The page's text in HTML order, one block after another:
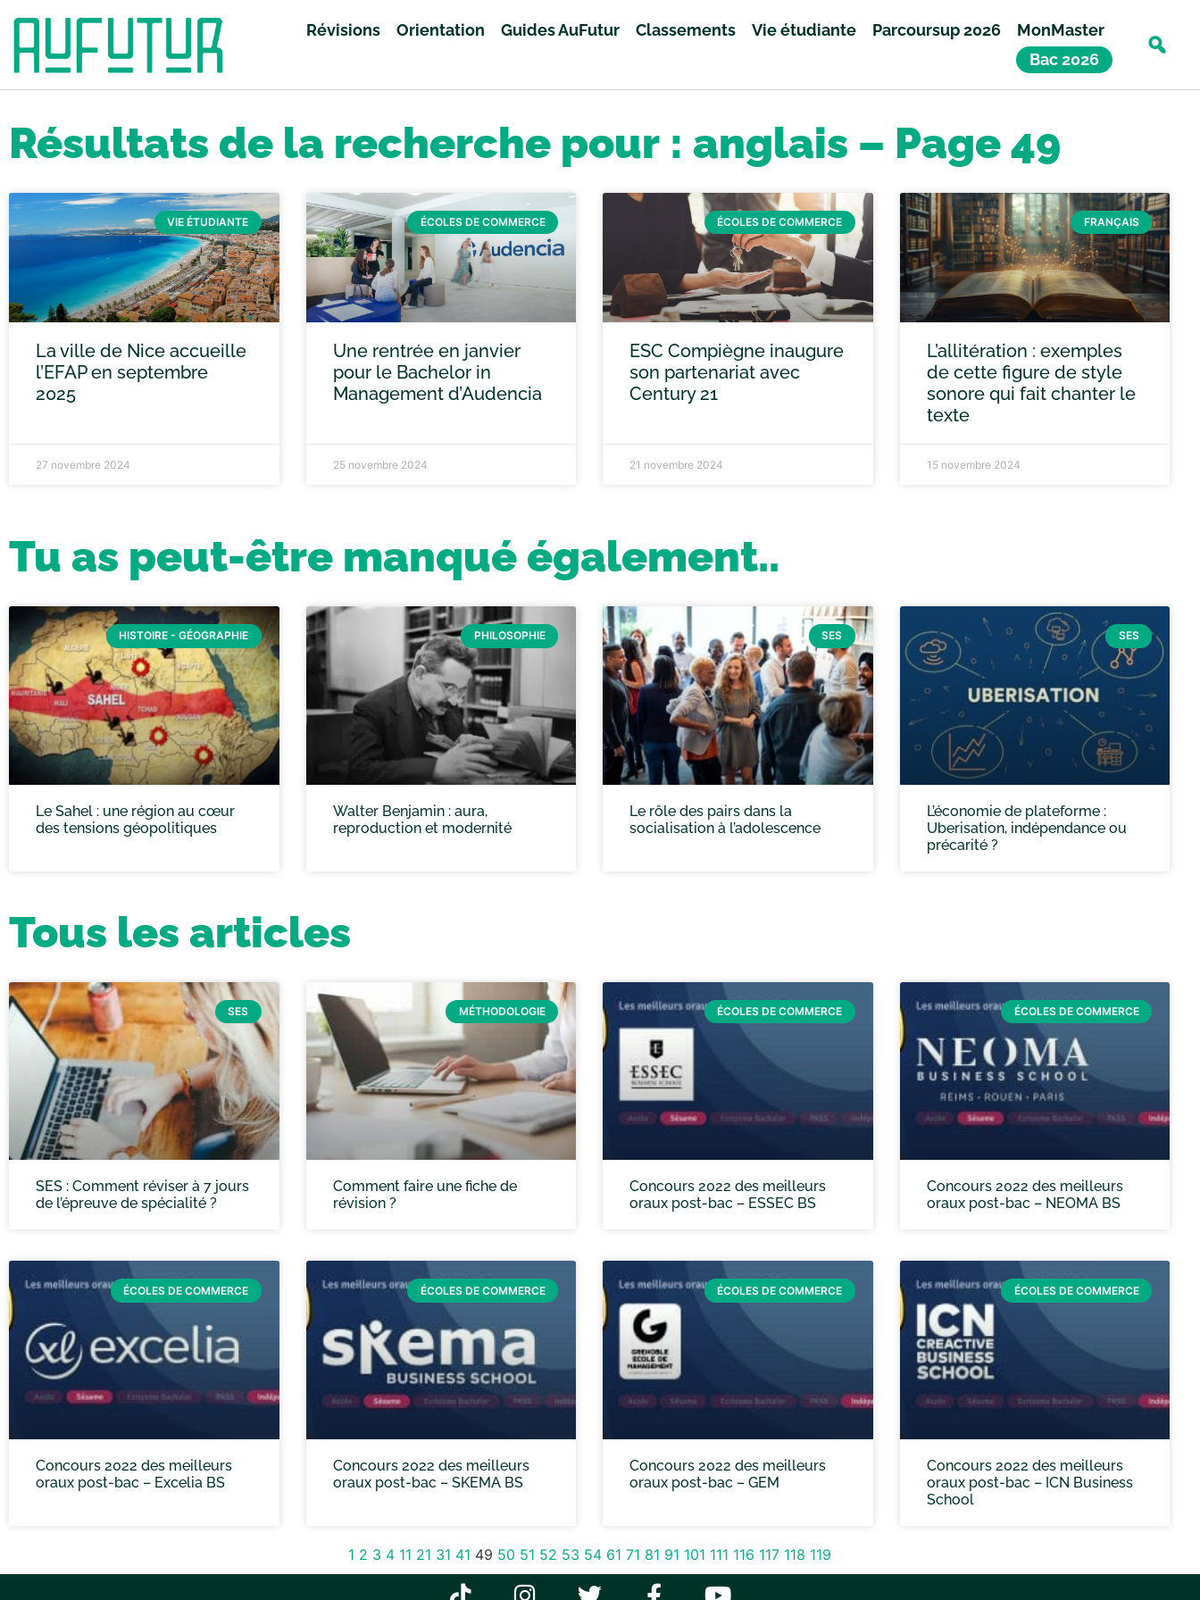
Révisions Orientation Guides AuFutur Classements Vie étudiante Parcoursup 2026
MonMaster
Bac 2026
Résultats de la recherche pour : anglais – Page 49
VIE ÉTUDIANTE
La ville de Nice accueille
l’EFAP en septembre
2025
27 novembre 2024
ÉCOLES DE COMMERCE
Une rentrée en janvier
pour le Bachelor in
Management d’Audencia
25 novembre 2024
ÉCOLES DE COMMERCE
ESC Compiègne inaugure
son partenariat avec
Century 21
21 novembre 2024
FRANÇAIS
L’allitération : exemples
de cette figure de style
sonore qui fait chanter le
texte
15 novembre 2024
Tu as peut-être manqué également..
HISTOIRE - GÉOGRAPHIE
Le Sahel : une région au cœur
des tensions géopolitiques
PHILOSOPHIE
Walter Benjamin : aura,
reproduction et modernité
SES
Le rôle des pairs dans la
socialisation à l’adolescence
SES
L’économie de plateforme :
Uberisation, indépendance ou
précarité ?
Tous les articles
SES
SES : Comment réviser à 7 jours
de l’épreuve de spécialité ?
MÉTHODOLOGIE
Comment faire une fiche de
révision ?
ÉCOLES DE COMMERCE
Concours 2022 des meilleurs
oraux post-bac – ESSEC BS
ÉCOLES DE COMMERCE
Concours 2022 des meilleurs
oraux post-bac – NEOMA BS
ÉCOLES DE COMMERCE
Concours 2022 des meilleurs
oraux post-bac – Excelia BS
ÉCOLES DE COMMERCE
Concours 2022 des meilleurs
oraux post-bac – SKEMA BS
ÉCOLES DE COMMERCE
Concours 2022 des meilleurs
oraux post-bac – GEM
ÉCOLES DE COMMERCE
Concours 2022 des meilleurs
oraux post-bac – ICN Business
School
1 2 3 4 11 21 31 41 49 50 51 52 53 54 61 71 81 91 101 111 116 117 118 119